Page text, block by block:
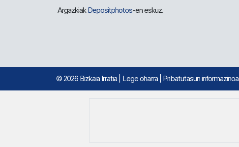
ArgazkiakDepositphotos-en eskuz.
© 2026 Bizkaia Irratia Lege oharra Pribatutasun informazinoa